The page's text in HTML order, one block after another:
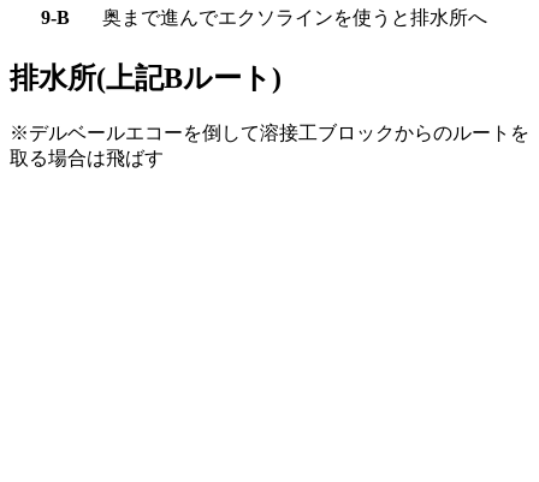
9-B
奥まで進んでエクソラインを使うと排水所へ
排水所(上記Bルート)
※デルベールエコーを倒して溶接工ブロックからのルートを
取る場合は飛ばす